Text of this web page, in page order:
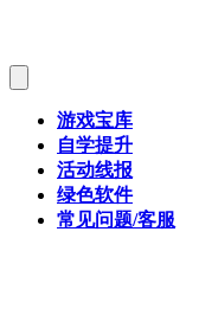
游戏宝库
自学提升
活动线报
绿色软件
常见问题/客服